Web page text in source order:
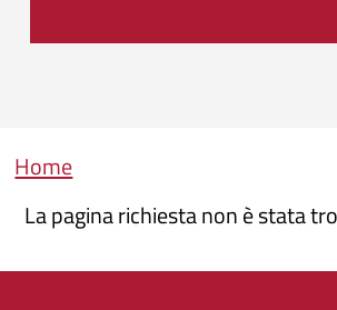
Briciole di pane
Home
La pagina richiesta non è stata